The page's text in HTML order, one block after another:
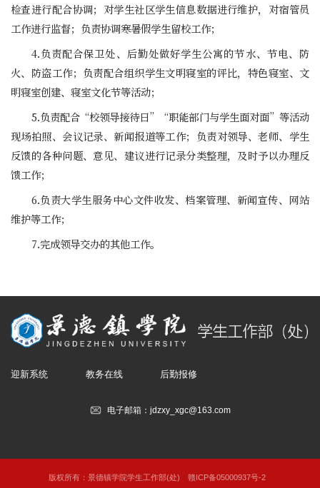
检查进行配合协调；对学生社区学生信息数据进行维护，对宿管员
工作进行监督；负责协调寒暑假学生留校工作；
4.负责配合保卫处、后勤处做好学生公寓的节水、节电、防
火、防盗工作；负责配合组织学生文明寝室的评比，特色寝室、文
明寝室创建、寝室文化节等活动；
5.负责配合“校领导接待日”“职能部门与学生面对面”等活动
现场拍照、会议记录、新闻报道等工作；负责对领导、老师、学生
反馈的各种问题、意见、建议进行记录分类整理，及时予以办理反
馈工作；
6.负责大学生服务中心文件收发、档案管理、新闻宣传、网站
维护等工作；
7.完成领导交办的其他工作。
迎新系统 教务在线 后勤报修
电子邮箱：jdzxy_xgc@163.com
版权所有：景德镇学院学生工作部(处) 赣ICP备05000937号-2